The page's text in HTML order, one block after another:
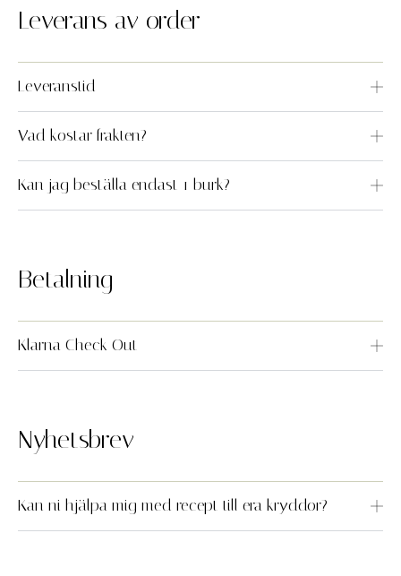
Leverans av order
Leveranstid
Vad kostar frakten?
Kan jag beställa endast 1 burk?
Betalning
Klarna Check Out
Nyhetsbrev
Kan ni hjälpa mig med recept till era kryddor?